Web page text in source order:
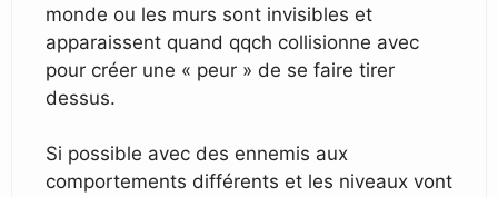
monde ou les murs sont invisibles et
apparaissent quand qqch collisionne avec
pour créer une « peur » de se faire tirer
dessus.
Si possible avec des ennemis aux
comportements différents et les niveaux vont